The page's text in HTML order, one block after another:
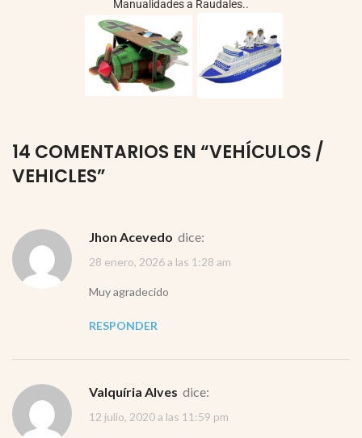
14 COMENTARIOS EN “VEHÍCULOS /
VEHICLES”
Jhon Acevedo dice:
28 enero, 2026 a las 1:28 am
Muy agradecido
RESPONDER
Valquíria Alves dice:
12 julio, 2020 a las 11:59 pm